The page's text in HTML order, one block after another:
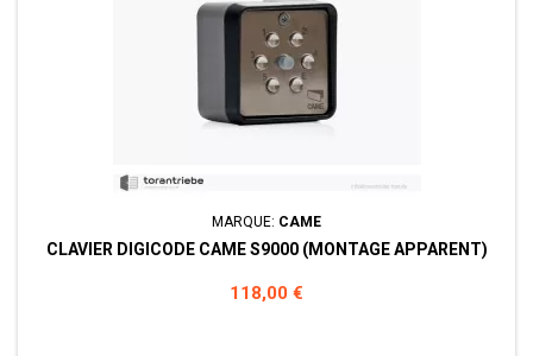
MARQUE: CAME
CLAVIER DIGICODE CAME S9000 (MONTAGE APPARENT)
Prix
118,00 €